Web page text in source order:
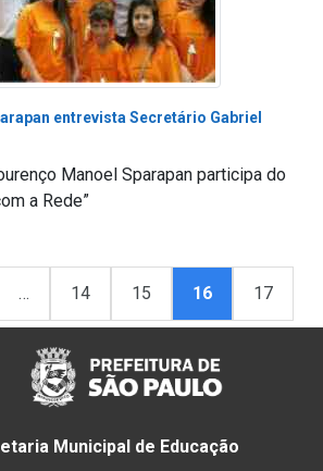
entrevista Secretário Gabriel
Manoel Sparapan participa do
a Rede”
… 14 15 16 17
Municipal de Educação